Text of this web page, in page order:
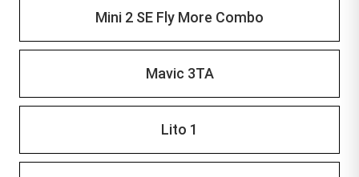
Mini 2 SE Fly More Combo
Mavic 3TA
Lito 1